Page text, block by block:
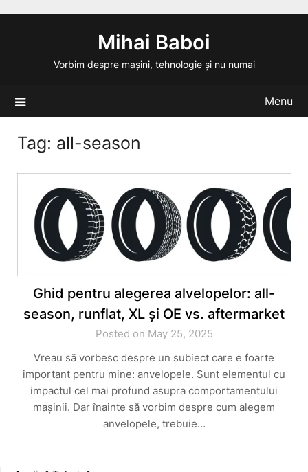
Mihai Baboi
Vorbim despre mașini, tehnologie și nu numai
Menu
Tag: all-season
Ghid pentru alegerea alvelopelor: all-
season, runflat, XL și OE vs. aftermarket
Posted on May 25, 2025
Vreau să vorbesc despre un subiect care e foarte
important pentru mine: anvelopele. Sunt elementul cu
impactul cel mai profund asupra comportamentului
mașinii. Dar înainte să vorbim despre cum alegem
anvelopele, trebuie…